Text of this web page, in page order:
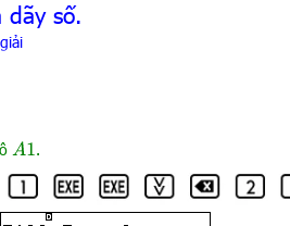
dãy số.
A1 .